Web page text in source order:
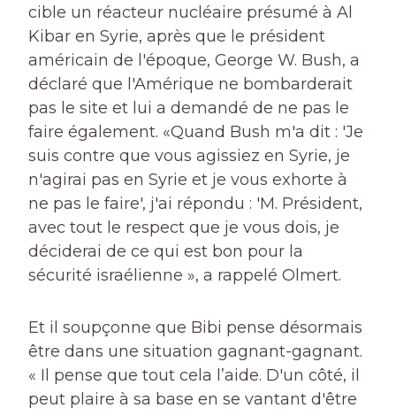
cible un réacteur nucléaire présumé à Al
Kibar en Syrie, après que le président
américain de l'époque, George W. Bush, a
déclaré que l'Amérique ne bombarderait
pas le site et lui a demandé de ne pas le
faire également. «Quand Bush m'a dit : 'Je
suis contre que vous agissiez en Syrie, je
n'agirai pas en Syrie et je vous exhorte à
ne pas le faire', j'ai répondu : 'M. Président,
avec tout le respect que je vous dois, je
déciderai de ce qui est bon pour la
sécurité israélienne », a rappelé Olmert.
Et il soupçonne que Bibi pense désormais
être dans une situation gagnant-gagnant.
« Il pense que tout cela l’aide. D'un côté, il
peut plaire à sa base en se vantant d'être